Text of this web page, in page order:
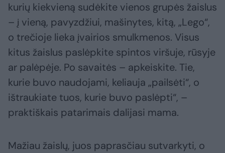
kurių kiekvieną sudėkite vienos grupės žaislus
– į vieną, pavyzdžiui, mašinytes, kitą, „Lego“,
o trečioje lieka įvairios smulkmenos. Visus
kitus žaislus paslėpkite spintos viršuje, rūsyje
ar palėpėje. Po savaitės – apkeiskite. Tie,
kurie buvo naudojami, keliauja „pailsėti“, o
ištraukiate tuos, kurie buvo paslėpti“, –
praktiškais patarimais dalijasi mama.
Mažiau žaislų, juos paprasčiau sutvarkyti, o